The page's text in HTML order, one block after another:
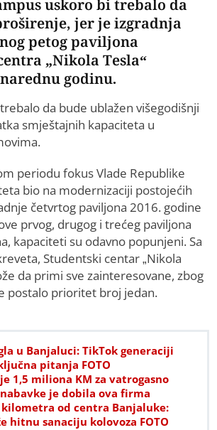
uskoro bi trebalo da
jer je izgradnja
petog paviljona
„Nikola Tesla“
godinu.
da bude ublažen višegodišnji
smještajnih kapaciteta u
periodu fokus Vlade Republike
bio na modernizaciji postojećih
četvrtog paviljona 2016. godine
prvog, drugog i trećeg paviljona
kapaciteti su odavno popunjeni. Sa
Studentski centar „Nikola
da primi sve zainteresovane, zbog
postalo prioritet broj jedan.
u Banjaluci: TikTok generaciji
pitanja FOTO
1,5 miliona KM za vatrogasno
nabavke je dobila ova firma
kilometra od centra Banjaluke:
hitnu sanaciju kolovoza FOTO